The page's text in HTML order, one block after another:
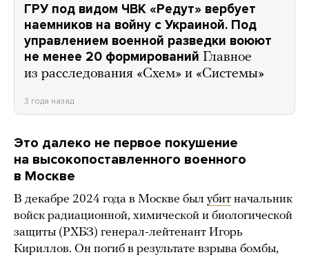
ГРУ под видом ЧВК «Редут» вербует
наемников на войну с Украиной. Под
управлением военной разведки воюют
не менее 20 формирований Главное
из расследования «Схем» и «Системы»
3 года назад
Это далеко не первое покушение
на высокопоставленного военного
в Москве
В декабре 2024 года в Москве был убит начальник
войск радиационной, химической и биологической
защиты (РХБЗ) генерал-лейтенант Игорь
Кириллов. Он погиб в результате взрыва бомбы,